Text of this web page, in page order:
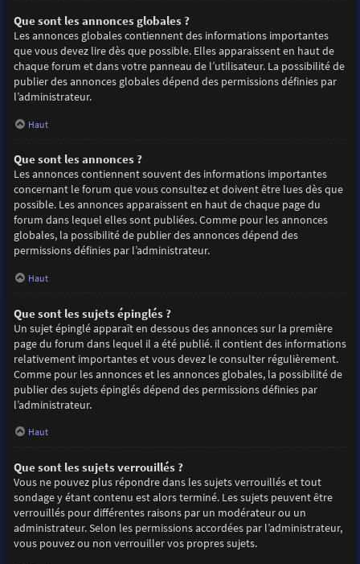
Que sont les annonces globales ?
Les annonces globales contiennent des informations importantes
que vous devez lire dès que possible. Elles apparaissent en haut de
chaque forum et dans votre panneau de l’utilisateur. La possibilité de
publier des annonces globales dépend des permissions définies par
l’administrateur.
Haut
Que sont les annonces ?
Les annonces contiennent souvent des informations importantes
concernant le forum que vous consultez et doivent être lues dès que
possible. Les annonces apparaissent en haut de chaque page du
forum dans lequel elles sont publiées. Comme pour les annonces
globales, la possibilité de publier des annonces dépend des
permissions définies par l’administrateur.
Haut
Que sont les sujets épinglés ?
Un sujet épinglé apparaît en dessous des annonces sur la première
page du forum dans lequel il a été publié. il contient des informations
relativement importantes et vous devez le consulter régulièrement.
Comme pour les annonces et les annonces globales, la possibilité de
publier des sujets épinglés dépend des permissions définies par
l’administrateur.
Haut
Que sont les sujets verrouillés ?
Vous ne pouvez plus répondre dans les sujets verrouillés et tout
sondage y étant contenu est alors terminé. Les sujets peuvent être
verrouillés pour différentes raisons par un modérateur ou un
administrateur. Selon les permissions accordées par l’administrateur,
vous pouvez ou non verrouiller vos propres sujets.